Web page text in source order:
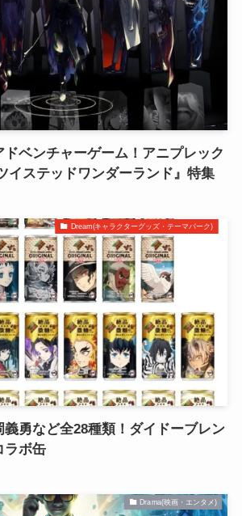
ドベンチャーゲーム！アニプレック
イステッドワンダーランド』特集
Dream(キャラクターグッズ・テーマパーク)
義勇など全28種類！ダイドーブレン
ラボ缶
Drama(映画・エンタメ)